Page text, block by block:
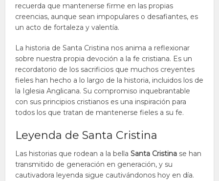
recuerda que mantenerse firme en las propias
creencias, aunque sean impopulares o desafiantes, es
un acto de fortaleza y valentía.
La historia de Santa Cristina nos anima a reflexionar
sobre nuestra propia devoción a la fe cristiana. Es un
recordatorio de los sacrificios que muchos creyentes
fieles han hecho a lo largo de la historia, incluidos los de
la Iglesia Anglicana. Su compromiso inquebrantable
con sus principios cristianos es una inspiración para
todos los que tratan de mantenerse fieles a su fe.
Leyenda de Santa Cristina
Las historias que rodean a la bellaSanta Cristina se han
transmitido de generación en generación, y su
cautivadora leyenda sigue cautivándonos hoy en día.